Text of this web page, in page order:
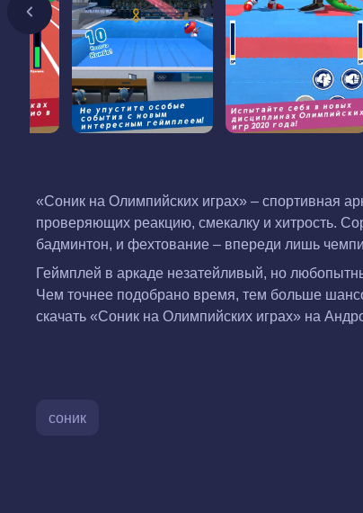
«Соник на Олимпийских играх» – спортивная
проверяющих реакцию, смекалку и хитрость.
бадминтон, и фехтование – впереди лишь
Геймплей в аркаде незатейливый, но
Чем точнее подобрано время, тем больше
скачать «Соник на Олимпийских играх» на
соник